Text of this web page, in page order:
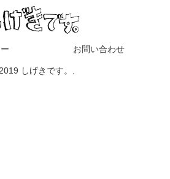
お問い合わせ
しげきです。.